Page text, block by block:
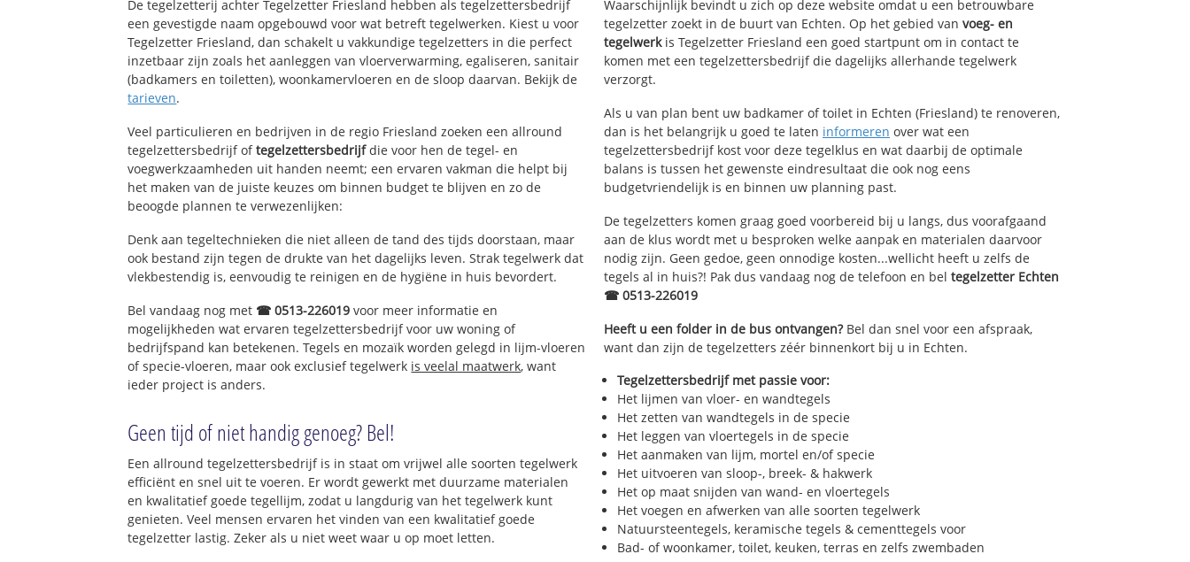
De tegelzetterij achter Tegelzetter Friesland hebben als tegelzettersbedrijf
een gevestigde naam opgebouwd voor wat betreft tegelwerken. Kiest u voor
Tegelzetter Friesland, dan schakelt u vakkundige tegelzetters in die perfect
inzetbaar zijn zoals het aanleggen van vloerverwarming, egaliseren, sanitair
(badkamers en toiletten), woonkamervloeren en de sloop daarvan. Bekijk de
tarieven.
Veel particulieren en bedrijven in de regio Friesland zoeken een allround
tegelzettersbedrijf oftegelzettersbedrijfdie voor hen de tegel- en
voegwerkzaamheden uit handen neemt; een ervaren vakman die helpt bij
het maken van de juiste keuzes om binnen budget te blijven en zo de
beoogde plannen te verwezenlijken:
Denk aan tegeltechnieken die niet alleen de tand des tijds doorstaan, maar
ook bestand zijn tegen de drukte van het dagelijks leven. Strak tegelwerk dat
vlekbestendig is, eenvoudig te reinigen en de hygiëne in huis bevordert.
Bel vandaag nog met ☎ 0513-226019 voor meer informatie en
mogelijkheden wat ervaren tegelzettersbedrijf voor uw woning of
bedrijfspand kan betekenen. Tegels en mozaïk worden gelegd in lijm-vloeren
of specie-vloeren, maar ook exclusief tegelwerk is veelal maatwerk, want
ieder project is anders.
Geen tijd of niet handig genoeg? Bel!
Een allround tegelzettersbedrijf is in staat om vrijwel alle soorten tegelwerk
efficiënt en snel uit te voeren. Er wordt gewerkt met duurzame materialen
en kwalitatief goede tegellijm, zodat u langdurig van het tegelwerk kunt
genieten. Veel mensen ervaren het vinden van een kwalitatief goede
tegelzetter lastig. Zeker als u niet weet waar u op moet letten.
Waarschijnlijk bevindt u zich op deze website omdat u een betrouwbare
tegelzetter zoekt in de buurt van Echten. Op het gebied van voeg- en
tegelwerkis Tegelzetter Friesland een goed startpunt om in contact te
komen met een tegelzettersbedrijf die dagelijks allerhande tegelwerk
verzorgt.
Als u van plan bent uw badkamer of toilet in Echten (Friesland) te renoveren,
dan is het belangrijk u goed te laten informeren over wat een
tegelzettersbedrijf kost voor deze tegelklus en wat daarbij de optimale
balans is tussen het gewenste eindresultaat die ook nog eens
budgetvriendelijk is en binnen uw planning past.
De tegelzetters komen graag goed voorbereid bij u langs, dus voorafgaand
aan de klus wordt met u besproken welke aanpak en materialen daarvoor
nodig zijn. Geen gedoe, geen onnodige kosten...wellicht heeft u zelfs de
tegels al in huis?! Pak dus vandaag nog de telefoon en bel tegelzetter Echten
☎ 0513-226019
Heeft u een folder in de bus ontvangen?Bel dan snel voor een afspraak,
want dan zijn de tegelzetters zéér binnenkort bij u in Echten.
Tegelzettersbedrijf met passie voor:
Het lijmen van vloer- en wandtegels
Het zetten van wandtegels in de specie
Het leggen van vloertegels in de specie
Het aanmaken van lijm, mortel en/of specie
Het uitvoeren van sloop-, breek- & hakwerk
Het op maat snijden van wand- en vloertegels
Het voegen en afwerken van alle soorten tegelwerk
Natuursteentegels, keramische tegels & cementtegels voor
Bad- of woonkamer, toilet, keuken, terras en zelfs zwembaden